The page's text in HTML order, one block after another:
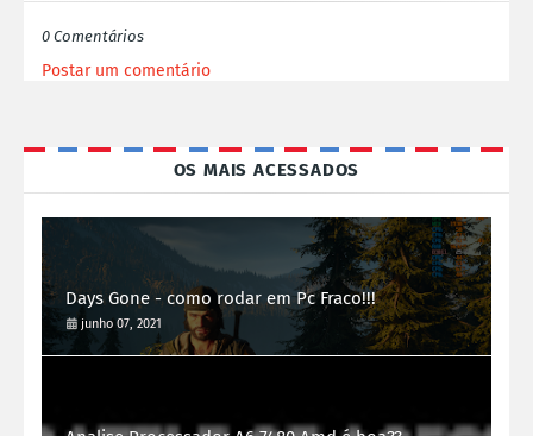
0 Comentários
Postar um comentário
OS MAIS ACESSADOS
Days Gone - como rodar em Pc Fraco!!!
junho 07, 2021